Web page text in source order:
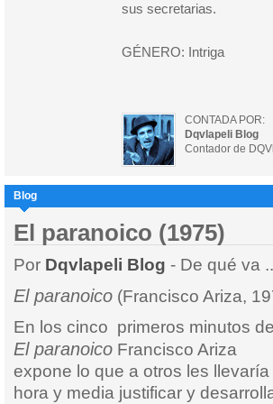
sus secretarias.
GÉNERO: Intriga
CONTADA POR:
Dqvlapeli Blog
Contador de
Blog
El paranoico (1975)
Por Dqvlapeli Blog - De qué va
El paranoico (Francisco Ariza,
En los cinco primeros minutos de
El paranoico Francisco Ariza
expone lo que a otros les llevaría
hora y media justificar y